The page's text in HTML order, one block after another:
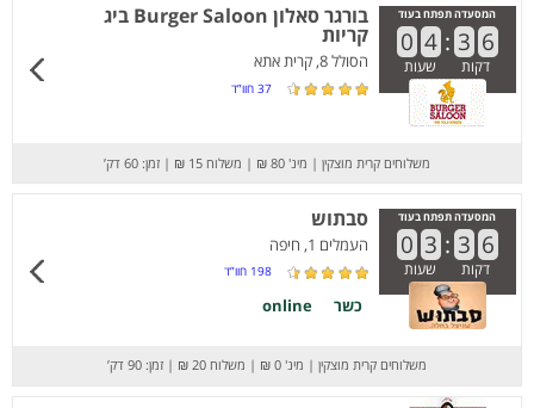
המסעדה תפתח בעוד
0 4 : 3 6
דקות שעות
בורגר סאלון Burger Saloon ביג
קריות
הסולל 8, קרית אתא
37 חוו”ד
משלוחים קרית מוצקין | מינ' 80 ₪ | משלוח 15 ₪ | זמן: 60 דק’
המסעדה תפתח בעוד
0 3 : 3 6
דקות שעות
סבתוש
העמלים 1, חיפה
198 חוו”ד
כשר online
משלוחים קרית מוצקין | מינ' 0 ₪ | משלוח 20 ₪ | זמן: 90 דק’